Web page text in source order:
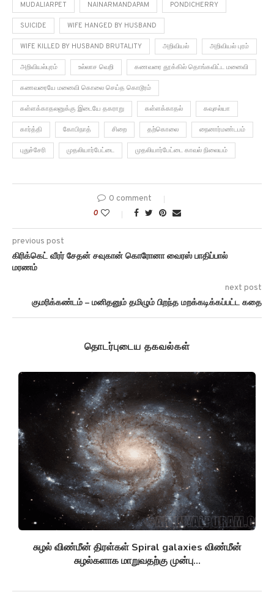
MUDALIARPET NAINARMANDAPAM PONDICHERRY
SUICIDE WIFE HANGED BY HUSBAND
WIFE KILLED BY HUSBAND BRUTALITY அறிவியல் அறிவியல் புரம்
அறிவியல்புரம் உல்லாச வெறி கணவரை தூக்கில் தொங்கவிட்ட மனைவி
கணவரையே மனைவி கொலை செய்த கொடூரம்
கள்ளக்காதலனுக்கு இடையே தகராறு கள்ளக்காதல் கவுசல்யா
கார்த்தி கோபிநாத் சிறை தற்கொலை நைனார்மண்டபம்
புதுச்சேரி முதலியார்பேட்டை முதலியார்பேட்டை காவல் நிலையம்
0 comment
0
previous post
கிரிக்கெட் வீரர் சேதன் சவுகான் கொரோனா வைரஸ் பாதிப்பால்
மரணம்
next post
குமரிக்கண்டம் – மனிதனும் தமிழும் பிறந்த மறக்கடிக்கப்பட்ட கதை
தொடர்புடைய தகவல்கள்
சுழல் விண்மீன் திரள்கள் Spiral galaxies விண்மீன்
சுழல்களாக மாறுவதற்கு முன்பு...